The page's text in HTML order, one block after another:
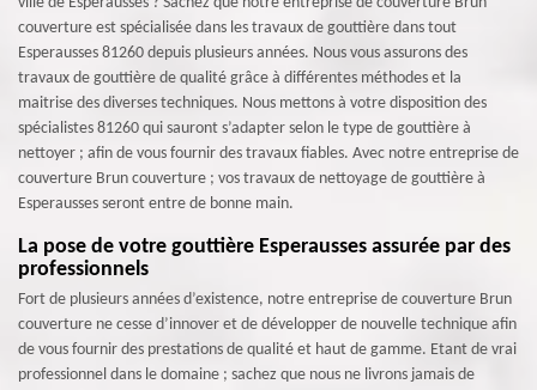
couverture est spécialisée dans les travaux de gouttière dans tout
Esperausses 81260 depuis plusieurs années. Nous vous assurons des
travaux de gouttière de qualité grâce à différentes méthodes et la
maitrise des diverses techniques. Nous mettons à votre disposition des
spécialistes 81260 qui sauront s’adapter selon le type de gouttière à
nettoyer ; afin de vous fournir des travaux fiables. Avec notre entreprise de
couverture Brun couverture ; vos travaux de nettoyage de gouttière à
Esperausses seront entre de bonne main.
La pose de votre gouttière Esperausses assurée par des
professionnels
Fort de plusieurs années d’existence, notre entreprise de couverture Brun
couverture ne cesse d’innover et de développer de nouvelle technique afin
de vous fournir des prestations de qualité et haut de gamme. Etant de vrai
professionnel dans le domaine ; sachez que nous ne livrons jamais de